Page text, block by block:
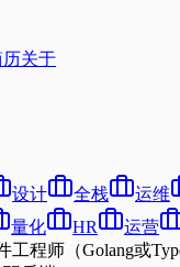
历关于
设计 全栈 运维
量化 HR 运营
工程师（Golang或